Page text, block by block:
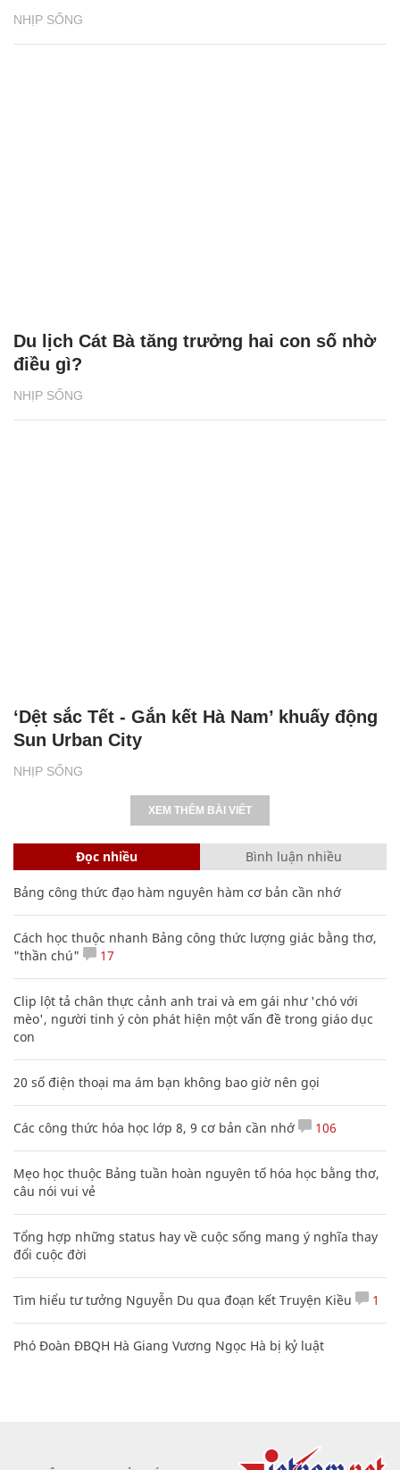
NHỊP SỐNG
NHỊP SỐNG
Du lịch Cát Bà tăng trưởng hai con số nhờ
điều gì?
NHỊP SỐNG
‘Dệt sắc Tết - Gắn kết Hà Nam’ khuấy động
Sun Urban City
XEM THÊM BÀI VIẾT
Đọc nhiều Bình luận nhiều
Bảng công thức đạo hàm nguyên hàm cơ bản cần nhớ
Cách học thuộc nhanh Bảng công thức lượng giác bằng thơ,
"thần chú"
17
Clip lột tả chân thực cảnh anh trai và em gái như 'chó với
mèo', người tinh ý còn phát hiện một vấn đề trong giáo dục
con
20 số điện thoại ma ám bạn không bao giờ nên gọi
Các công thức hóa học lớp 8, 9 cơ bản cần nhớ 106
Mẹo học thuộc Bảng tuần hoàn nguyên tố hóa học bằng thơ,
câu nói vui vẻ
Tổng hợp những status hay về cuộc sống mang ý nghĩa thay
đổi cuộc đời
Tìm hiểu tư tưởng Nguyễn Du qua đoạn kết Truyện Kiều 1
Phó Đoàn ĐBQH Hà Giang Vương Ngọc Hà bị kỷ luật